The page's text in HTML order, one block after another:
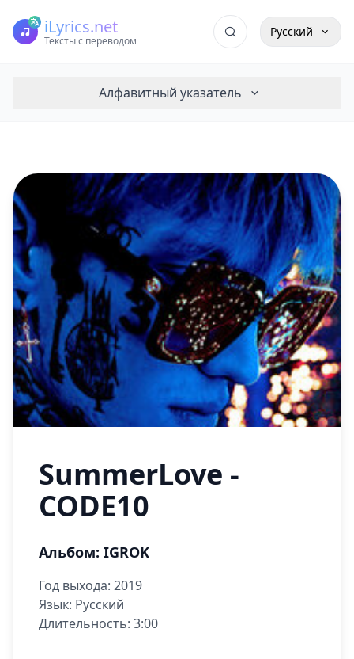
iLyrics.net
Тексты с переводом
Русский
Алфавитный указатель
SummerLove -
CODE10
Альбом: IGROK
Год выхода: 2019
Язык: Русский
Длительность: 3:00